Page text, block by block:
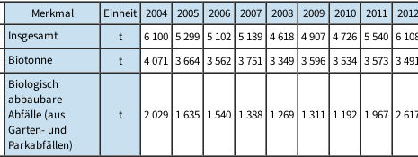
Merkmal Einheit 2004 2005 2006 2007 2008 2009 2010 2011 2012
Insgesamt
t 6 100 5 299 5 102 5 139 4 618 4 907 4 726 5 540 6
Biotonne
t 4 071 3 664 3 562 3 751 3 349 3 596 3 534 3 573 3
Biologisch
abbaubare
Abfälle (aus
Garten- und
Parkabfällen)
t 2 029 1 635 1 540 1 388 1 269 1 311 1 192 1 967 2